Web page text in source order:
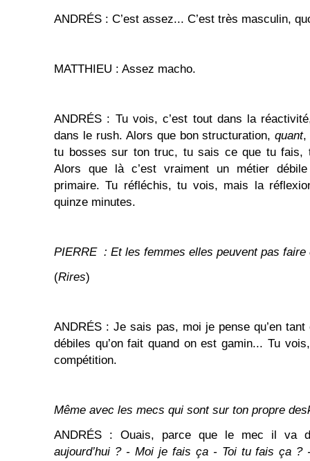
ANDRÉS : C’est assez... C’est très masculin,
MATTHIEU : Assez macho.
ANDRÉS : Tu vois, c’est tout dans la
dans le rush. Alors que bon structuration,quant,
tu bosses sur ton truc, tu sais ce que tu fais,
Alors que là c’est vraiment un métier
primaire. Tu réfléchis, tu vois, mais la
quinze minutes.
PIERRE : Et les femmes elles peuvent pas faire
(Rires)
ANDRÉS : Je sais pas, moi je pense qu’en
débiles qu’on fait quand on est gamin... Tu
compétition.
Même avec les mecs qui sont sur ton propre
ANDRÉS : Ouais, parce que le mec il
aujourd’hui ? - Moi je fais ça - Toi tu fais ça